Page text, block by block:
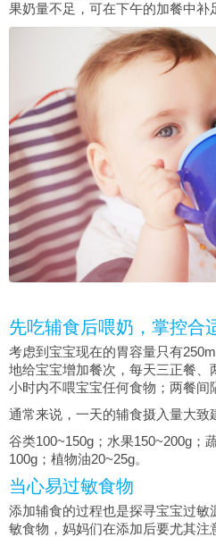
果奶量不足，可在下午的加餐中补
先吃辅食后喂奶，掌控合
考虑到宝宝现在的胃容量只有
地给宝宝增加餐次，每天三正餐、
小时内不喂宝宝任何食物；两餐间
通常来说，一天的辅食摄入量大致
谷类100~150g；水果150~200g；
100g；植物油20~25g。
当心易过敏食物
添加辅食的过程也是探寻宝宝过敏
敏食物，妈妈们在添加后要尤其注